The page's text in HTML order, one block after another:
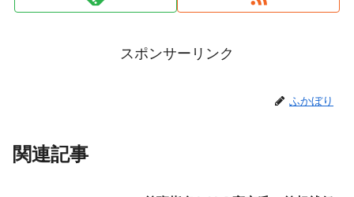
スポンサーリンク
ふかぼり
関連記事